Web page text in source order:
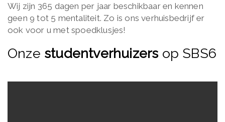
Wij zijn 365 dagen per jaar beschikbaar en kennen
geen 9 tot 5 mentaliteit. Zo is ons verhuisbedrijf er
ook voor u met spoedklusjes!
Onze studentverhuizersop SBS6